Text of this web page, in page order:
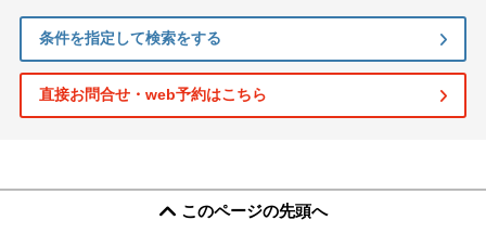
条件を指定して検索をする
直接お問合せ・web予約はこちら
このページの先頭へ